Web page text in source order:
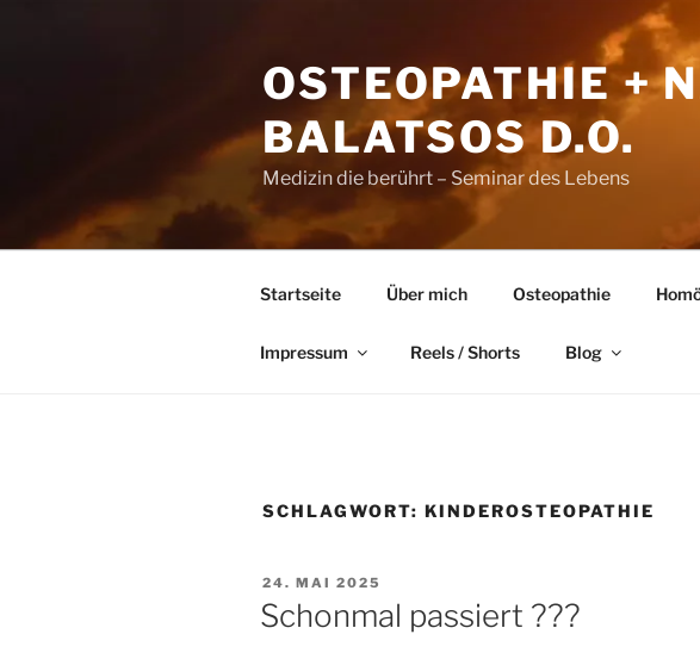
OSTEOPATHIE +
BALATSOS D.O.
Medizin die berührt – Seminar des Lebens
Startseite Über mich Osteopathie
Impressum Reels / Shorts Blog
SCHLAGWORT: KINDEROSTEOPATHIE
VERÖFFENTLICHT
AM
24. MAI 2025
Schonmal passiert ???